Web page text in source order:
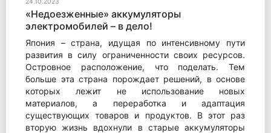
«Недоезженные» аккумуляторы
электромобилей – в дело!
Япония – страна, идущая по интенсивному пути
развития в силу ограниченности своих ресурсов.
Островное расположение, что поделать. Тем
больше эта страна порождает решений, в основе
которых лежит не использование новых
материалов, а переработка и адаптация
существующих товаров и продуктов. В этот раз
вторую жизнь вдохнули в старые аккумуляторы